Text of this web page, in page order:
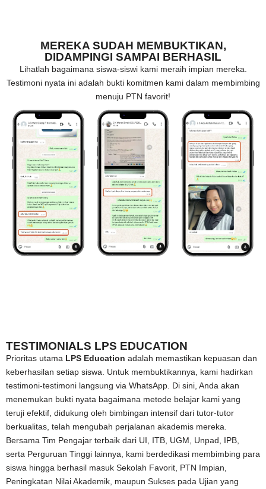
MEREKA SUDAH MEMBUKTIKAN,
DIDAMPINGI SAMPAI BERHASIL
Lihatlah bagaimana siswa-siswi kami meraih impian mereka.
Testimoni nyata ini adalah bukti komitmen kami dalam membimbing
menuju PTN favorit!
TESTIMONIALS LPS EDUCATION
Prioritas utama LPS Education adalah memastikan kepuasan dan
keberhasilan setiap siswa. Untuk membuktikannya, kami hadirkan
testimoni-testimoni langsung via WhatsApp. Di sini, Anda akan
menemukan bukti nyata bagaimana metode belajar kami yang
teruji efektif, didukung oleh bimbingan intensif dari tutor-tutor
berkualitas, telah mengubah perjalanan akademis mereka.
Bersama Tim Pengajar terbaik dari UI, ITB, UGM, Unpad, IPB,
serta Perguruan Tinggi lainnya, kami berdedikasi membimbing para
siswa hingga berhasil masuk Sekolah Favorit, PTN Impian,
Peningkatan Nilai Akademik, maupun Sukses pada Ujian yang